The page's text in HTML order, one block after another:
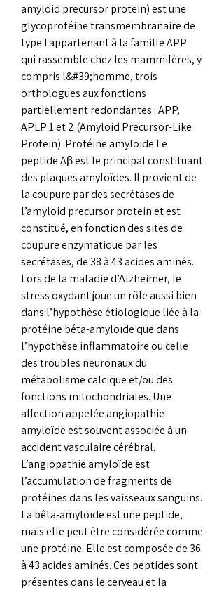
amyloid precursor protein) est une
glycoprotéine transmembranaire de
type I appartenant à la famille APP
qui rassemble chez les mammifères, y
compris l&#39;homme, trois
orthologues aux fonctions
partiellement redondantes : APP,
APLP 1 et 2 (Amyloid Precursor-Like
Protein). Protéine amyloïde Le
peptide Aβ est le principal constituant
des plaques amyloïdes. Il provient de
la coupure par des secrétases de
l’amyloid precursor protein et est
constitué, en fonction des sites de
coupure enzymatique par les
secrétases, de 38 à 43 acides aminés.
Lors de la maladie d’Alzheimer, le
stress oxydant joue un rôle aussi bien
dans l’hypothèse étiologique liée à la
protéine béta-amyloïde que dans
l’hypothèse inflammatoire ou celle
des troubles neuronaux du
métabolisme calcique et/ou des
fonctions mitochondriales. Une
affection appelée angiopathie
amyloïde est souvent associée à un
accident vasculaire cérébral.
L’angiopathie amyloïde est
l’accumulation de fragments de
protéines dans les vaisseaux sanguins.
La bêta-amyloïde est une peptide,
mais elle peut être considérée comme
une protéine. Elle est composée de 36
à 43 acides aminés. Ces peptides sont
présentes dans le cerveau et la